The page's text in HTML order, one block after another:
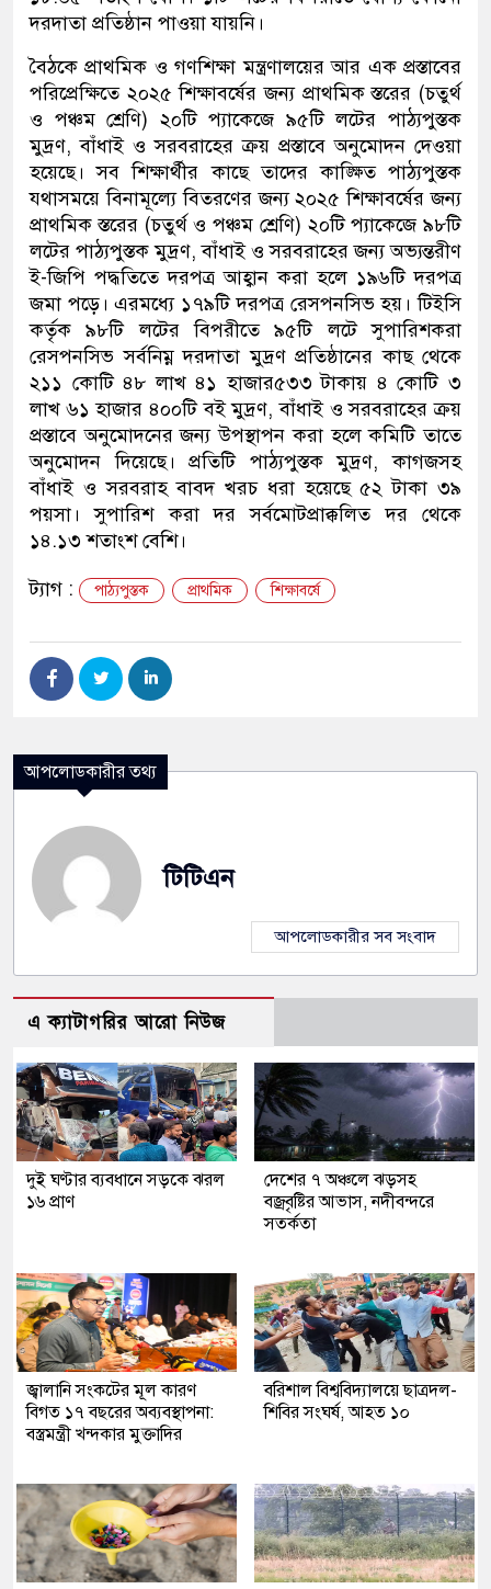
দরদাতা প্রতিষ্ঠান পাওয়া যায়নি।
বৈঠকে প্রাথমিক ও গণশিক্ষা মন্ত্রণালয়ের আর এক প্রস্তাবের
পরিপ্রেক্ষিতে ২০২৫ শিক্ষাবর্ষের জন্য প্রাথমিক স্তরের (চতুর্থ
ও পঞ্চম শ্রেণি) ২০টি প্যাকেজে ৯৫টি লটের পাঠ্যপুস্তক
মুদ্রণ, বাঁধাই ও সরবরাহের ক্রয় প্রস্তাবে অনুমোদন দেওয়া
হয়েছে। সব শিক্ষার্থীর কাছে তাদের কাঙ্ক্ষিত পাঠ্যপুস্তক
যথাসময়ে বিনামূল্যে বিতরণের জন্য ২০২৫ শিক্ষাবর্ষের জন্য
প্রাথমিক স্তরের (চতুর্থ ও পঞ্চম শ্রেণি) ২০টি প্যাকেজে ৯৮টি
লটের পাঠ্যপুস্তক মুদ্রণ, বাঁধাই ও সরবরাহের জন্য অভ্যন্তরীণ
ই-জিপি পদ্ধতিতে দরপত্র আহ্বান করা হলে ১৯৬টি দরপত্র
জমা পড়ে। এরমধ্যে ১৭৯টি দরপত্র রেসপনসিভ হয়। টিইসি
কর্তৃক ৯৮টি লটের বিপরীতে ৯৫টি লটে সুপারিশকরা
রেসপনসিভ সর্বনিম্ন দরদাতা মুদ্রণ প্রতিষ্ঠানের কাছ থেকে
২১১ কোটি ৪৮ লাখ ৪১ হাজার৫৩৩ টাকায় ৪ কোটি ৩
লাখ ৬১ হাজার ৪০০টি বই মুদ্রণ, বাঁধাই ও সরবরাহের ক্রয়
প্রস্তাবে অনুমোদনের জন্য উপস্থাপন করা হলে কমিটি তাতে
অনুমোদন দিয়েছে। প্রতিটি পাঠ্যপুস্তক মুদ্রণ, কাগজসহ
বাঁধাই ও সরবরাহ বাবদ খরচ ধরা হয়েছে ৫২ টাকা ৩৯
পয়সা। সুপারিশ করা দর সর্বমোটপ্রাক্কলিত দর থেকে
১৪.১৩ শতাংশ বেশি।
ট্যাগ :
পাঠ্যপুস্তক প্রাথমিক শিক্ষাবর্ষে
আপলোডকারীর তথ্য
টিটিএন
আপলোডকারীর সব সংবাদ
এ ক্যাটাগরির আরো নিউজ
দুই ঘণ্টার ব্যবধানে সড়কে ঝরল
১৬ প্রাণ
দেশের ৭ অঞ্চলে ঝড়সহ
বজ্রবৃষ্টির আভাস, নদীবন্দরে
সতর্কতা
জ্বালানি সংকটের মূল কারণ
বিগত ১৭ বছরের অব্যবস্থাপনা:
বস্ত্রমন্ত্রী খন্দকার মুক্তাদির
বরিশাল বিশ্ববিদ্যালয়ে ছাত্রদল-
শিবির সংঘর্ষ, আহত ১০